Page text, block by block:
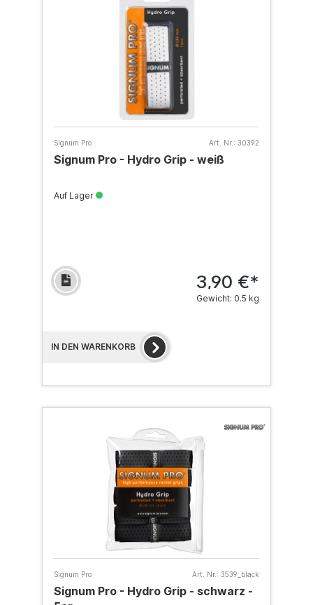
Signum Pro Art. Nr.: 30392
Signum Pro - Hydro Grip - weiß
Auf Lager
3,90 €*
Gewicht: 0.5 kg
IN DEN WARENKORB
Signum Pro Art. Nr.: 3539_black
Signum Pro - Hydro Grip - schwarz -